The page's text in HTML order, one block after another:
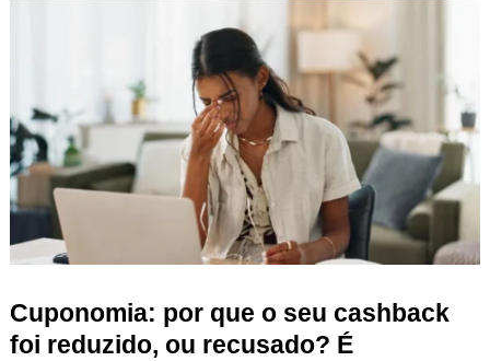
Cuponomia: por que o seu cashback
foi reduzido, ou recusado? É